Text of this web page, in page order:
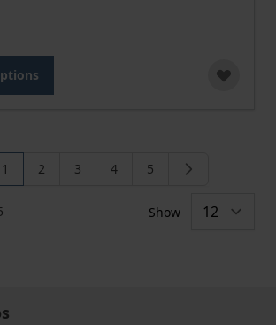
You're currently reading page
1 Page
2 Page
3 Page
4 Page
5
Show